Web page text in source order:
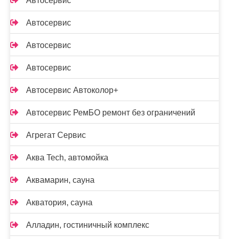
Автосервис
Автосервис
Автосервис
Автосервис Автоколор+
Автосервис РемБО ремонт без ограничений
Агрегат Сервис
Аква Tech, автомойка
Аквамарин, сауна
Акватория, сауна
Алладин, гостиничный комплекс